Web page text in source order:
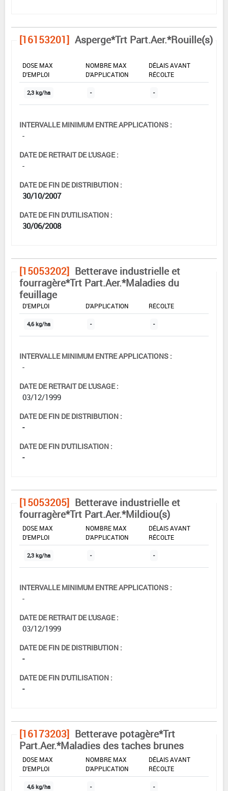
[16153201] Asperge*Trt Part.Aer.*Rouille(s)
DOSE MAX
D'EMPLOI
NOMBRE MAX
D'APPLICATION
DÉLAIS AVANT
RÉCOLTE
2,3 kg/ha - -
INTERVALLE MINIMUM ENTRE APPLICATIONS :
-
DATE DE RETRAIT DE L'USAGE :
-
DATE DE FIN DE DISTRIBUTION :
30/10/2007
DATE DE FIN D'UTILISATION :
30/06/2008
[15053202] Betterave industrielle et
fourragère*Trt Part.Aer.*Maladies du
feuillage
DOSE MAX
D'EMPLOI
D'APPLICATION
RÉCOLTE
4,6 kg/ha - -
INTERVALLE MINIMUM ENTRE APPLICATIONS :
-
DATE DE RETRAIT DE L'USAGE :
03/12/1999
DATE DE FIN DE DISTRIBUTION :
-
DATE DE FIN D'UTILISATION :
-
[15053205] Betterave industrielle et
fourragère*Trt Part.Aer.*Mildiou(s)
DOSE MAX
D'EMPLOI
NOMBRE MAX
D'APPLICATION
DÉLAIS AVANT
RÉCOLTE
2,3 kg/ha - -
INTERVALLE MINIMUM ENTRE APPLICATIONS :
-
DATE DE RETRAIT DE L'USAGE :
03/12/1999
DATE DE FIN DE DISTRIBUTION :
-
DATE DE FIN D'UTILISATION :
-
[16173203] Betterave potagère*Trt
Part.Aer.*Maladies des taches brunes
DOSE MAX
D'EMPLOI
NOMBRE MAX
D'APPLICATION
DÉLAIS AVANT
RÉCOLTE
4,6 kg/ha - -